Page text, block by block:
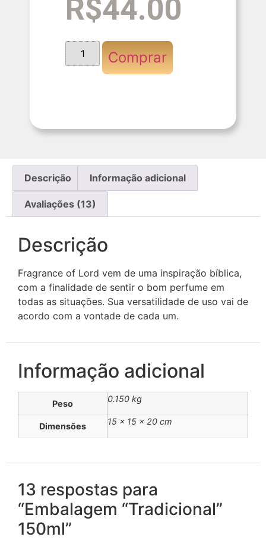
R$44.00
Comprar
Descrição Informação adicional
Avaliações (13)
Descrição
Fragrance of Lord vem de uma inspiração bíblica,
com a finalidade de sentir o bom perfume em
todas as situações. Sua versatilidade de uso vai de
acordo com a vontade de cada um.
Informação adicional
Peso 0.150 kg
Dimensões 15 × 15 × 20 cm
13 respostas para
“Embalagem “Tradicional”
150ml”